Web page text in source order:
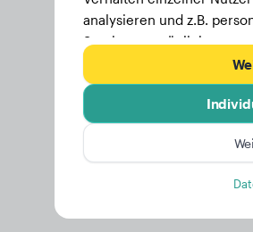
analysieren und z.B.
Services ermöglichen es
Hier findest du eine
Mehr Informationen